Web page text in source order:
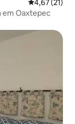
4,67 de uma
4,67 (21)
em Oaxtepec